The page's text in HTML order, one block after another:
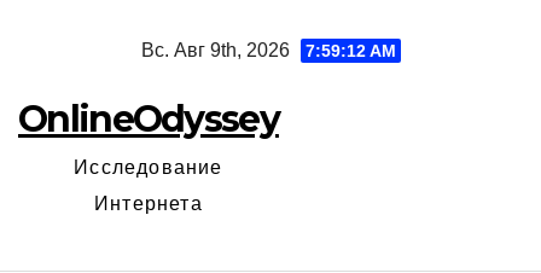
Вс. Авг 9th, 2026 7:59:13 AM
OnlineOdyssey
Исследование
Интернета